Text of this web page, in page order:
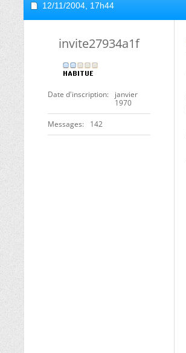
12/11/2004, 17h44
invite27934a1f
Date d'inscription
janvier
1970
Messages 142